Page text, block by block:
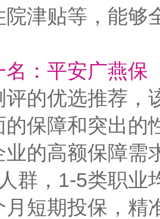
院津贴等，能够
名：平安广燕保
评的优选推荐，
的保障和突出的
业的高额保障需
群，1-5类职业
月短期投保，精